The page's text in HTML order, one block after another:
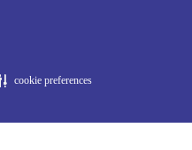
cookie preferences